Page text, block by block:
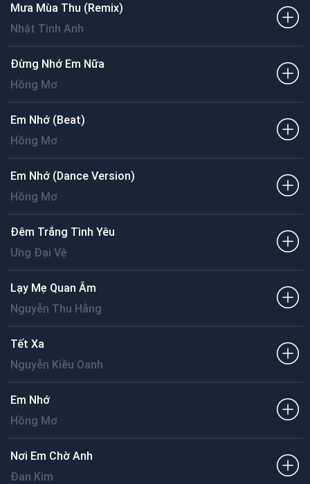
Mưa Mùa Thu (Remix)
Nhật Tinh Anh
Đừng Nhớ Em Nữa
Hồng Mơ
Em Nhớ (Beat)
Hồng Mơ
Em Nhớ (Dance Version)
Hồng Mơ
Đêm Trắng Tình Yêu
Ưng Đại Vệ
Lạy Mẹ Quan Âm
Nguyễn Thu Hằng
Tết Xa
Nguyễn Kiều Oanh
Em Nhớ
Hồng Mơ
Nơi Em Chờ Anh
Đan Kim